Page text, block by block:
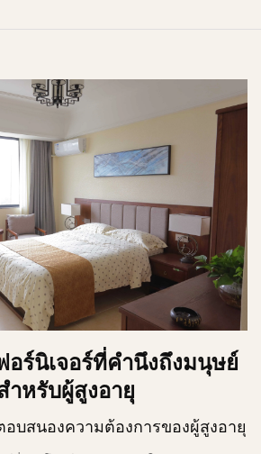
อร์นิเจอร์ที่คำนึงถึงมนุษย์
ำหรับผู้สูงอายุ
บสนองความต้องการของผู้สูงอายุ